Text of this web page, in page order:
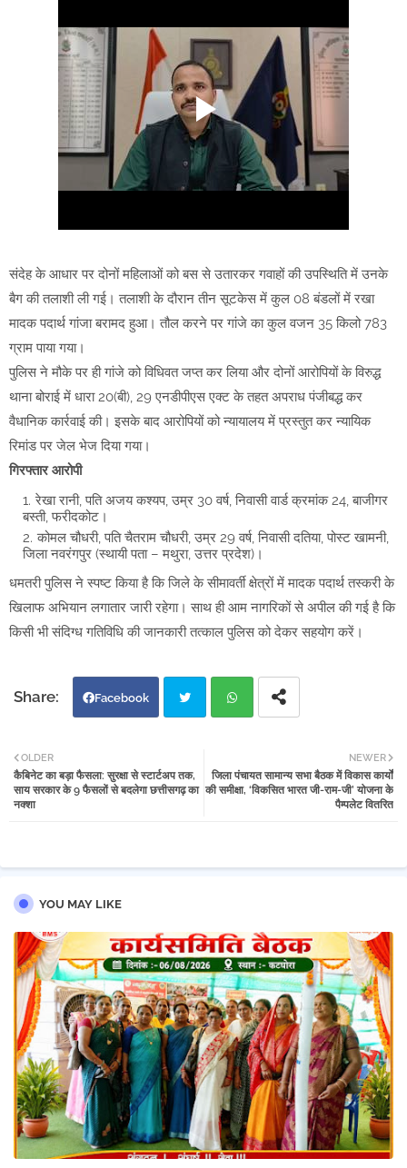
संदेह के आधार पर दोनों महिलाओं को बस से उतारकर गवाहों की उपस्थिति में उनके
बैग की तलाशी ली गई। तलाशी के दौरान तीन सूटकेस में कुल 08 बंडलों में रखा
मादक पदार्थ गांजा बरामद हुआ। तौल करने पर गांजे का कुल वजन 35 किलो 783
ग्राम पाया गया।
पुलिस ने मौके पर ही गांजे को विधिवत जप्त कर लिया और दोनों आरोपियों के विरुद्ध
थाना बोराई में धारा 20(बी), 29 एनडीपीएस एक्ट के तहत अपराध पंजीबद्ध कर
वैधानिक कार्रवाई की। इसके बाद आरोपियों को न्यायालय में प्रस्तुत कर न्यायिक
रिमांड पर जेल भेज दिया गया।
गिरफ्तार आरोपी
रेखा रानी, पति अजय कश्यप, उम्र 30 वर्ष, निवासी वार्ड क्रमांक 24, बाजीगर
बस्ती, फरीदकोट।
कोमल चौधरी, पति चैतराम चौधरी, उम्र 29 वर्ष, निवासी दतिया, पोस्ट खामनी,
जिला नवरंगपुर (स्थायी पता – मथुरा, उत्तर प्रदेश)।
धमतरी पुलिस ने स्पष्ट किया है कि जिले के सीमावर्ती क्षेत्रों में मादक पदार्थ तस्करी के
खिलाफ अभियान लगातार जारी रहेगा। साथ ही आम नागरिकों से अपील की गई है कि
किसी भी संदिग्ध गतिविधि की जानकारी तत्काल पुलिस को देकर सहयोग करें।
Facebook
tter atsa
NEWER
जिला पंचायत सामान्य सभा बैठक में विकास कार्यों
की समीक्षा, ‘विकसित भारत जी-राम-जी’ योजना के
पैम्पलेट वितरित
OLDER
कैबिनेट का बड़ा फैसला: सुरक्षा से स्टार्टअप तक,
साय सरकार के 9 फैसलों से बदलेगा छत्तीसगढ़ का
नक्शा
YOU MAY LIKE